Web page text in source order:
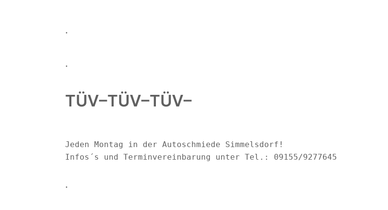
.
.
TÜV–TÜV–TÜV–
Jeden Montag in der Autoschmiede Simmelsdorf!
Infos´s und Terminvereinbarung unter Tel.: 09155/9277645
.